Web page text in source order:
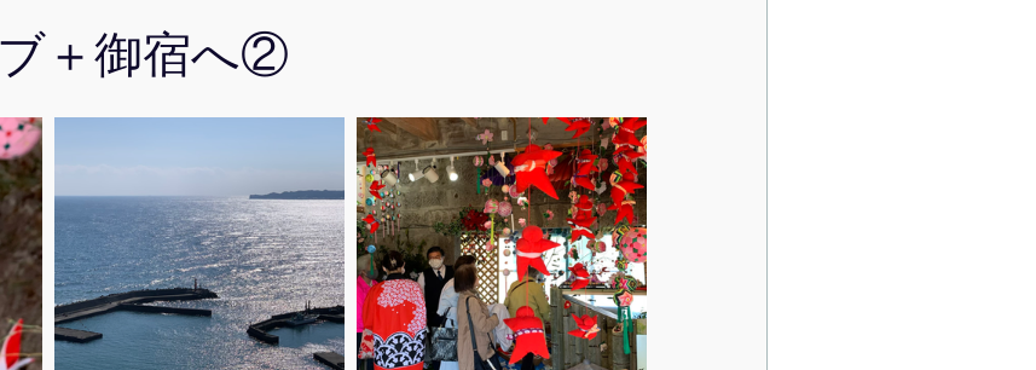
者と初心者のためのギター教室 月の夜BAR うたせ終活大学
ワイガヤ会 朝日新聞厚生文化事業団 「絆」でのイベント予定
ゆきのわ 紙巻アート 無題のカテゴリー SDGsおやさいバル絆版
＋御宿へ②